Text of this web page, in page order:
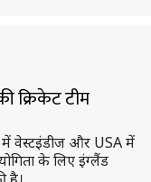
क्रिकेट टीम
वेस्टइंडीज और USA में
के लिए इंग्लैंड